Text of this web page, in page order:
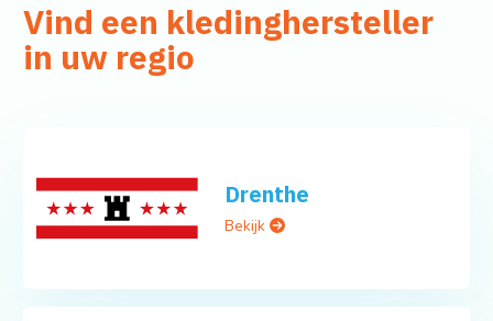
Vind een kledinghersteller
in uw regio
Drenthe
Bekijk